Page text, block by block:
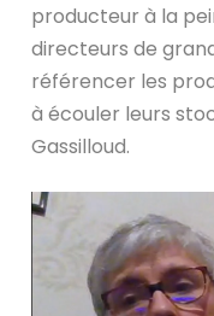
producteur à la
directeurs de
référencer les
à écouler leurs
Gassilloud.